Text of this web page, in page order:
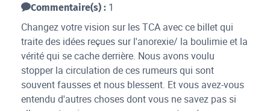
Commentaire(s) : 1
Changez votre vision sur les TCA avec ce billet qui
traite des idées reçues sur l'anorexie/ la boulimie et la
vérité qui se cache derrière. Nous avons voulu
stopper la circulation de ces rumeurs qui sont
souvent fausses et nous blessent. Et vous avez-vous
entendu d'autres choses dont vous ne savez pas si